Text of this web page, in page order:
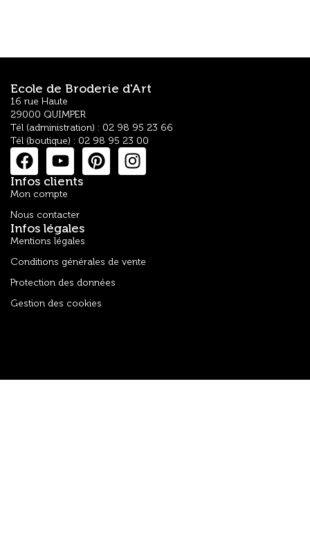
Ecole de Broderie d'Art
16 rue Haute
29000 QUIMPER
Tél (administration) : 02 98 95 23 66
Tél (boutique) : 02 98 95 23 00
Infos clients
Mon compte
Nous contacter
Infos légales
Mentions légales
Conditions générales de vente
Protection des données
Gestion des cookies